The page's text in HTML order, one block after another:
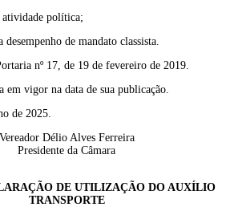
política;
de mandato classista.
nº 17, de 19 de fevereiro de 2019.
em vigor na data de sua publicação.
de 2025.
Vereador Délio Alves Ferreira
Presidente da Câmara
DE UTILIZAÇÃO DO AUXÍLIO
TRANSPORTE